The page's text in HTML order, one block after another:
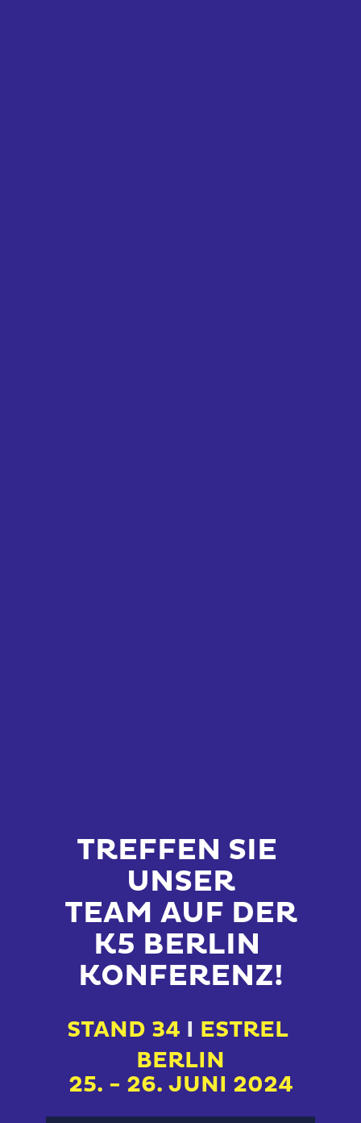
TREFFEN SIE
UNSER
TEAM AUF DER
K5 BERLIN
KONFERENZ!
STAND 34 I ESTREL
BERLIN
25. - 26. JUNI 2024